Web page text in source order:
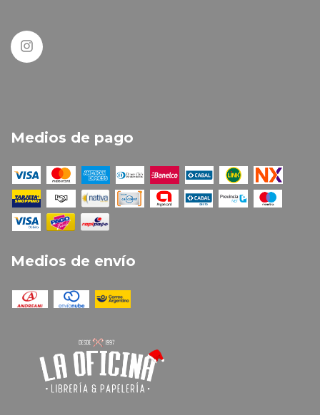
Medios de pago
Medios de envío